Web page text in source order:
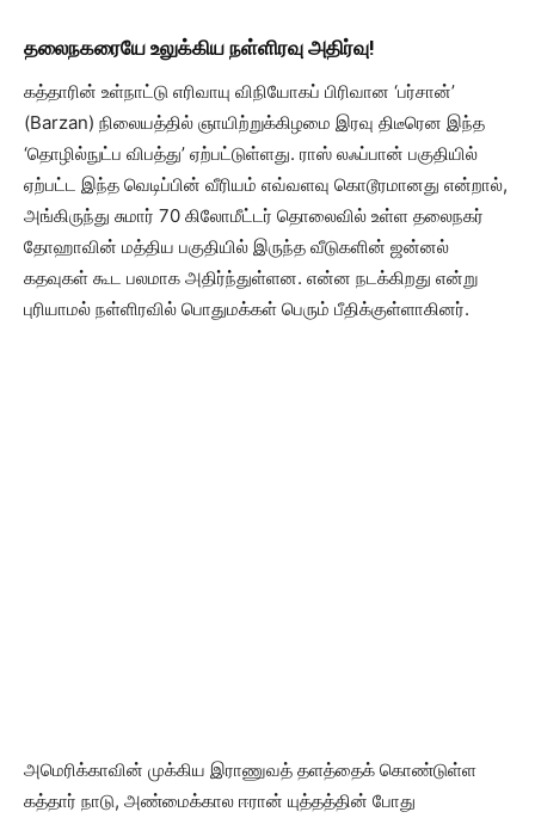
தலைநகரையே உலுக்கிய நள்ளிரவு அதிர்வு!
கத்தாரின் உள்நாட்டு எரிவாயு விநியோகப் பிரிவான ‘பர்சான்’
(Barzan) நிலையத்தில் ஞாயிற்றுக்கிழமை இரவு திடீரென இந்த
‘தொழில்நுட்ப விபத்து’ ஏற்பட்டுள்ளது. ராஸ் லஃப்பான் பகுதியில்
ஏற்பட்ட இந்த வெடிப்பின் வீரியம் எவ்வளவு கொடூரமானது என்றால்,
அங்கிருந்து சுமார் 70 கிலோமீட்டர் தொலைவில் உள்ள தலைநகர்
தோஹாவின் மத்திய பகுதியில் இருந்த வீடுகளின் ஜன்னல்
கதவுகள் கூட பலமாக அதிர்ந்துள்ளன. என்ன நடக்கிறது என்று
புரியாமல் நள்ளிரவில் பொதுமக்கள் பெரும் பீதிக்குள்ளாகினர்.
அமெரிக்காவின் முக்கிய இராணுவத் தளத்தைக் கொண்டுள்ள
கத்தார் நாடு, அண்மைக்கால ஈரான் யுத்தத்தின் போது